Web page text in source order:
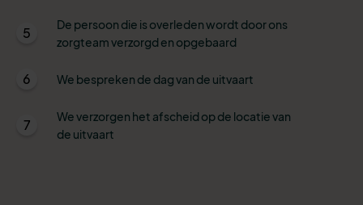
5
De persoon die is overleden wordt door ons
zorgteam verzorgd en opgebaard
6 We bespreken de dag van de uitvaart
7
We verzorgen het afscheid op de locatie van
de uitvaart